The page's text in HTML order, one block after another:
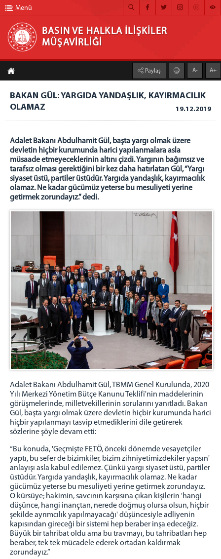
BASIN VE HALKLA İLİŞKİLER MÜŞAVİRLİĞİ
ANA SAYFA
MÜŞAVİRLİĞİMİZ
HABER ARŞİVİ
FOTOĞRAF ARŞİVİ
GÖRÜNTÜLÜ HABER
BÜLTEN
İLETİŞİM
Menü
BASIN VE HALKLA İLİŞKİLER
MÜŞAVİRLİĞİ
Paylaş A- A+
BAKAN GÜL: YARGIDA YANDAŞLIK, KAYIRMACILIK
OLAMAZ
19.12.2019
Adalet Bakanı Abdulhamit Gül, başta yargı olmak üzere
devletin hiçbir kurumunda harici yapılanmalara asla
müsaade etmeyeceklerinin altını çizdi. Yargının bağımsız ve
tarafsız olması gerektiğini bir kez daha hatırlatan Gül, “Yargı
siyaset üstü, partiler üstüdür. Yargıda yandaşlık, kayırmacılık
olamaz. Ne kadar gücümüz yeterse bu mesuliyeti yerine
getirmek zorundayız.” dedi.
Adalet Bakanı Abdulhamit Gül, TBMM Genel Kurulunda, 2020
Yılı Merkezi Yönetim Bütçe Kanunu Teklifi'nin maddelerinin
görüşmelerinde, milletvekillerinin sorularını yanıtladı. Bakan
Gül, başta yargı olmak üzere devletin hiçbir kurumunda harici
hiçbir yapılanmayı tasvip etmediklerini dile getirerek
sözlerine şöyle devam etti:
“Bu konuda, 'Geçmişte FETÖ, önceki dönemde vesayetçiler
yaptı, bu sefer de bizimkiler, bizim zihniyetimizdekiler yapsın'
anlayışı asla kabul edilemez. Çünkü yargı siyaset üstü, partiler
üstüdür. Yargıda yandaşlık, kayırmacılık olamaz. Ne kadar
gücümüz yeterse bu mesuliyeti yerine getirmek zorundayız.
O kürsüye; hakimin, savcının karşısına çıkan kişilerin 'hangi
düşünce, hangi inançtan, nerede doğmuş olursa olsun, hiçbir
şekilde ayrımcılık yapılmayacağı' düşüncesiyle adliyenin
kapısından gireceği bir sistemi hep beraber inşa edeceğiz.
Büyük bir tahribat oldu ama bu travmayı, bu tahribatları hep
beraber, tek tek mücadele ederek ortadan kaldırmak
zorundayız.”